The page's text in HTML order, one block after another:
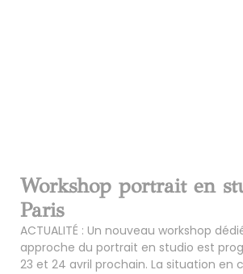
Workshop portrait en
Paris
ACTUALITÉ : Un nouveau workshop
approche du portrait en studio est
23 et 24 avril prochain. La situation en